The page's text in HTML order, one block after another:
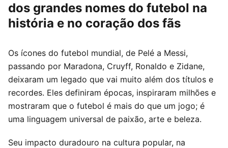
dos grandes nomes do futebol na
história e no coração dos fãs
Os ícones do futebol mundial, de Pelé a Messi,
passando por Maradona, Cruyff, Ronaldo e Zidane,
deixaram um legado que vai muito além dos títulos e
recordes. Eles definiram épocas, inspiraram milhões e
mostraram que o futebol é mais do que um jogo; é
uma linguagem universal de paixão, arte e beleza.
Seu impacto duradouro na cultura popular, na